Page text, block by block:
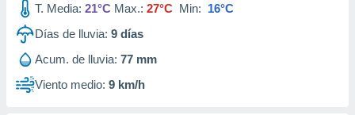
utilizar
crear un
T. Media: 21°C Max.: 27°C Min: 16°C
Días de lluvia: 9 días
Acum. de lluvia: 77 mm
Viento medio: 9 km/h